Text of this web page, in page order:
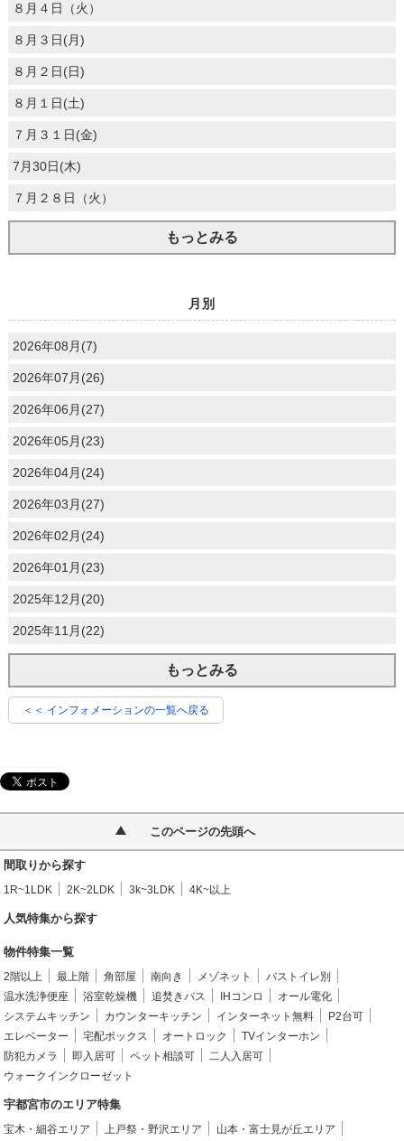
８月４日（火）
８月３日(月)
８月２日(日)
８月１日(土)
７月３１日(金)
7月30日(木)
７月２８日（火）
もっとみる
月別
2026年08月(7)
2026年07月(26)
2026年06月(27)
2026年05月(23)
2026年04月(24)
2026年03月(27)
2026年02月(24)
2026年01月(23)
2025年12月(20)
2025年11月(22)
もっとみる
＜＜ インフォメーションの一覧へ戻る
このページの先頭へ
間取りから探す
1R~1LDK 2K~2LDK 3k~3LDK 4K~以上
人気特集から探す
物件特集一覧
2階以上 最上階 角部屋 南向き メゾネット
バストイレ別
温水洗浄便座
浴室乾燥機 追焚きバス IHコンロ
オール電化
システムキッチン
カウンターキッチン インターネット無料
P2台可
エレベーター
宅配ボックス オートロック
TVインターホン
防犯カメラ
即入居可 ペット相談可
二人入居可
ウォークインクローゼット
宇都宮市のエリア特集
宝木・細谷エリア 上戸祭・野沢エリア
山本・富士見が丘エリア